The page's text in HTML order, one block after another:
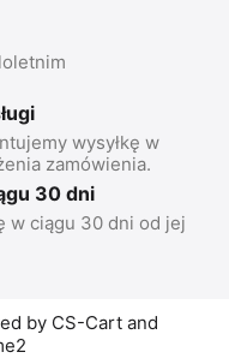
wysyłkę w
zamówienia.
30 dni
w ciągu 30 dni od jej
by CS-Cart and